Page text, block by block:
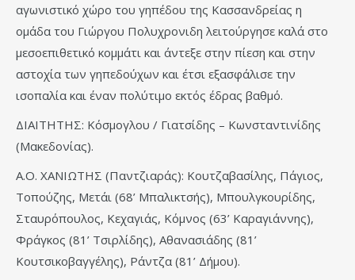
αγωνιστικό χώρο του γηπέδου της Κασσανδρείας η
ομάδα του Γιώργου Πολυχρονιδη λειτούργησε καλά στο
μεσοεπιθετικό κομμάτι και άντεξε στην πίεση και στην
αστοχία των γηπεδούχων και έτσι εξασφάλισε την
ισοπαλία και έναν πολύτιμο εκτός έδρας βαθμό.
ΔΙΑΙΤΗΤΗΣ: Κόσμογλου / Γιατσίδης – Κωνσταντινίδης
(Μακεδονίας).
Α.Ο. ΧΑΝΙΩΤΗΣ (Παντζιαράς): Κουτζαβασίλης, Πάγιος,
Τοπούζης, Μετάι (68’ Μπαλικτσής), Μπουλγκουρίδης,
Σταυρόπουλος, Κεχαγιάς, Κόμνος (63’ Καραγιάννης),
Φράγκος (81’ Τσιρλίδης), Αθανασιάδης (81’
Κουτσικοβαγγέλης), Ράντζα (81’ Δήμου).